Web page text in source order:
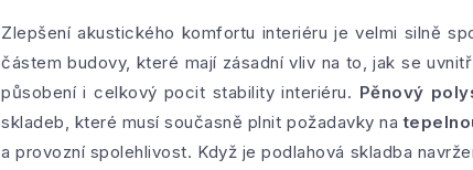
Zlepšení akustického komfortu interiéru je velmi silně
částem budovy, které mají zásadní vliv na to, jak se
působení i celkový pocit stability interiéru. Pěnový
skladeb, které musí současně plnit požadavky na
a provozní spolehlivost. Když je podlahová skladba